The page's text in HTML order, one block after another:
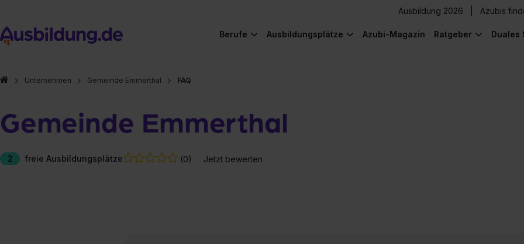
Ausbildung 2026 Azubis
Berufe Ausbildungsplätze Azubi-Magazin Ratgeber Duales
Unternehmen Gemeinde Emmerthal FAQ
Gemeinde Emmerthal
2 freie Ausbildungsplätze (0) Jetzt bewerten